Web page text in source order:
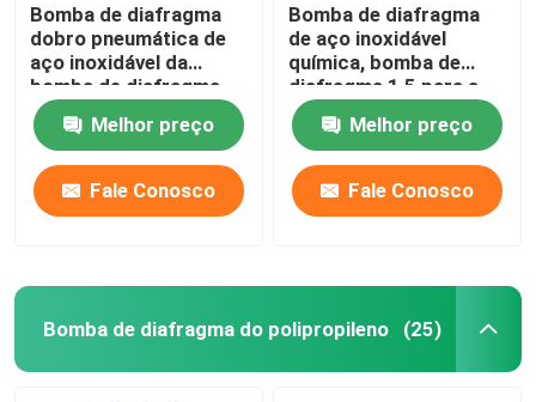
Bomba de diafragma
dobro pneumática de
aço inoxidável da
bomba de diafragma
da construção
Melhor preço
Fale Conosco
Bomba de diafragma
de aço inoxidável
química, bomba de
diafragma 1,5 para a
indústria de
revestimentoMelhor preço
Fale Conosco
Bomba de diafragma do polipropileno (25)